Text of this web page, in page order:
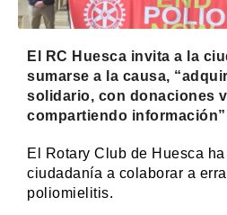
El RC Huesca invita a la
sumarse a la causa,
solidario, con donaciones
compartiendo información”
El Rotary Club de Huesca
ciudadanía a colaborar a
poliomielitis.